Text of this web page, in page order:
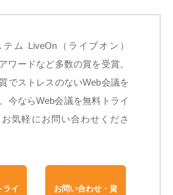
ム LiveOn（ライブオン）
ワードなど多数の賞を受賞。
でストレスのないWeb会議を
今ならWeb会議を無料トライ
気軽にお問い合わせくださ
ライ お問い合わせ・資